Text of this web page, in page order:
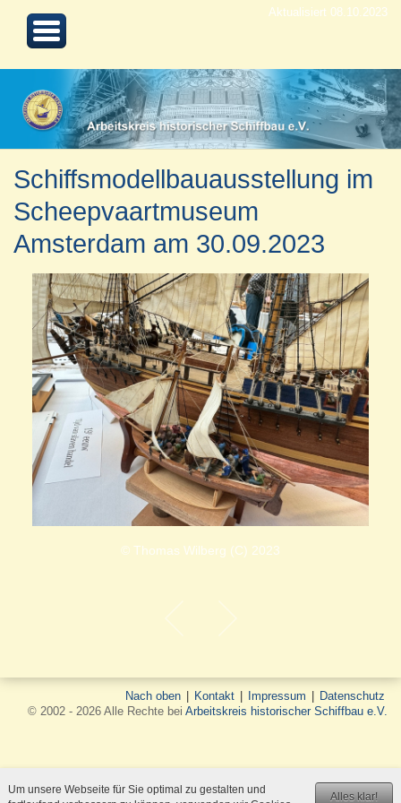
Aktualisiert 08.10.2023
Schiffsmodellbauausstellung im
Scheepvaartmuseum
Amsterdam am 30.09.2023
© Thomas Wilberg (C) 2023
Nach oben Kontakt Impressum
Datenschutz
© 2002 - 2026 Alle Rechte bei Arbeitskreis historischer Schiffbau e.V.
Alles klar!
Um unsere Webseite für Sie optimal zu gestalten und